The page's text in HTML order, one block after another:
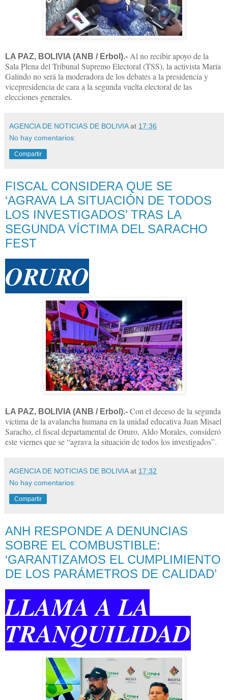
LA PAZ, BOLIVIA (ANB / Erbol).- Al no recibir apoyo de la
Sala Plena del Tribunal Supremo Electoral (TSS), la activista María
Galindo no será la moderadora de los debates a la presidencia y
vicepresidencia de cara a la segunda vuelta electoral de las
elecciones generales.
AGENCIA DE NOTICIAS DE BOLIVIA at 17:36
No hay comentarios:
Compartir
FISCAL CONSIDERA QUE SE
‘AGRAVA LA SITUACIÓN DE TODOS
LOS INVESTIGADOS’ TRAS LA
SEGUNDA VÍCTIMA DEL SARACHO
FEST
ORURO
LA PAZ, BOLIVIA (ANB / Erbol).- Con el deceso de la segunda
víctima de la avalancha humana en la unidad educativa Juan Misael
Saracho, el fiscal departamental de Oruro, Aldo Morales, consideró
este viernes que se “agrava la situación de todos los investigados”.
AGENCIA DE NOTICIAS DE BOLIVIA at 17:32
No hay comentarios:
Compartir
ANH RESPONDE A DENUNCIAS
SOBRE EL COMBUSTIBLE:
‘GARANTIZAMOS EL CUMPLIMIENTO
DE LOS PARÁMETROS DE CALIDAD’
LLAMA A LA
TRANQUILIDAD